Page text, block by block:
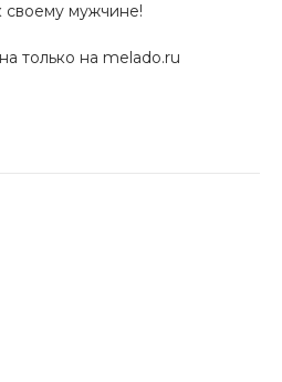
своему мужчине!
только на melado.ru